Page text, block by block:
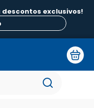
exclusivos!